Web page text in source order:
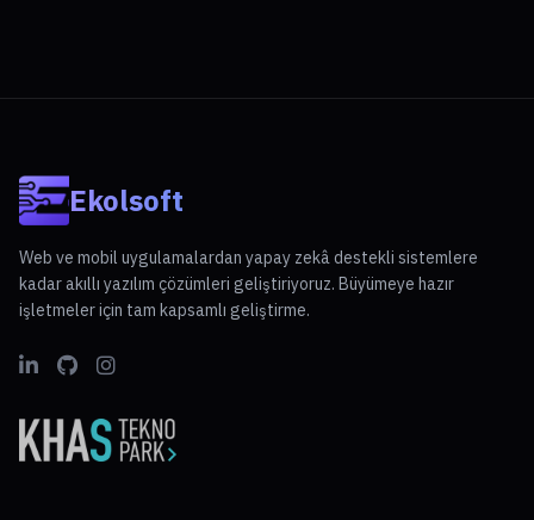
Ekolsoft
Web ve mobil uygulamalardan yapay zekâ destekli sistemlere
kadar akıllı yazılım çözümleri geliştiriyoruz. Büyümeye hazır
işletmeler için tam kapsamlı geliştirme.